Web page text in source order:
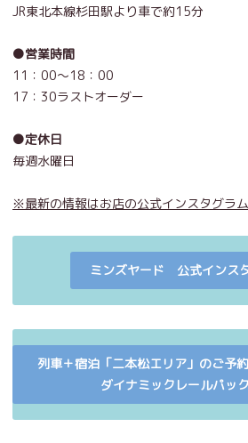
JR東北本線杉田駅より車で約15分
●営業時間
11：00～18：00
17：30ラストオーダー
●定休日
毎週水曜日
※最新の情報はお店の公式インスタグラム
ミンズヤード 公式インス
列車＋宿泊「二本松エリア」のご予
ダイナミックレールパッ